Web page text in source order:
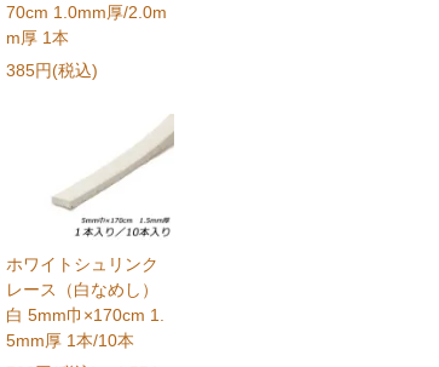
70cm 1.0mm厚/2.0m
m厚 1本
385円(税込)
ホワイトシュリンク
レース（白なめし）
白 5mm巾×170cm 1.
5mm厚 1本/10本